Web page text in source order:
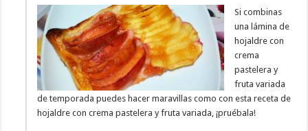
Si combinas
una lámina de
hojaldre con
crema
pastelera y
fruta variada
de temporada puedes hacer maravillas como con esta receta de
hojaldre con crema pastelera y fruta variada, ¡pruébala!